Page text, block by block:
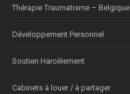
Thérapie Traumatisme – Belgique
Développement Personnel
Soutien Harcèlement
Cabinets à louer / à partager